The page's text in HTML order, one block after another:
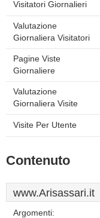
Visitatori Giornalieri
Valutazione
Giornaliera Visitatori
Pagine Viste
Giornaliere
Valutazione
Giornaliera Visite
Visite Per Utente
Contenuto
www.Arisassari.it
Argomenti: